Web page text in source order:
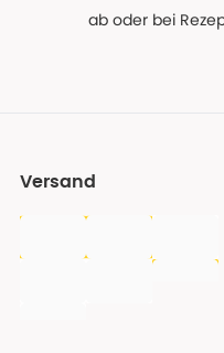
ab oder bei
Versand